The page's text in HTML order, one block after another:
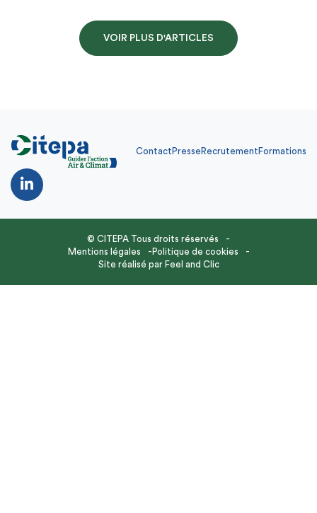
VOIR PLUS D'ARTICLES
Contact Presse Recrutement Formations
© CITEPA Tous droits réservés
Mentions légales
Politique de cookies
Site réalisé par Feel and Clic